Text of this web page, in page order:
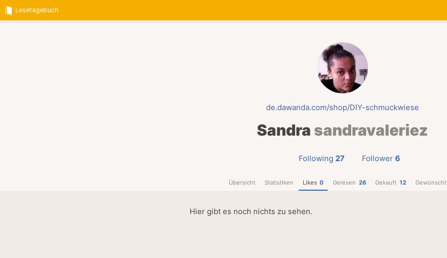
Lesetagebuch
de.dawanda.com/shop/DIY-schmuckwiese
Sandra sandravaleriez
Following 27 Follower 6
Übersicht Statistiken Likes 0 Gelesen 26 Gekauft 12 Gewünscht
Hier gibt es noch nichts zu sehen.